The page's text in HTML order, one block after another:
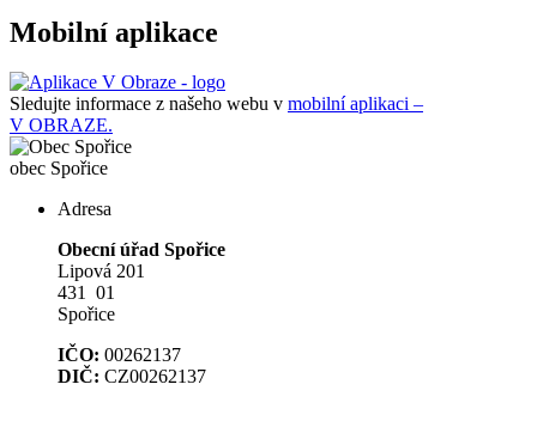
Mobilní aplikace
Sledujte informace z našeho webu v mobilní aplikaci –
V OBRAZE.
obec Spořice
Adresa
Obecní úřad Spořice
Lipová 201
431 01
Spořice
IČO: 00262137
DIČ: CZ00262137